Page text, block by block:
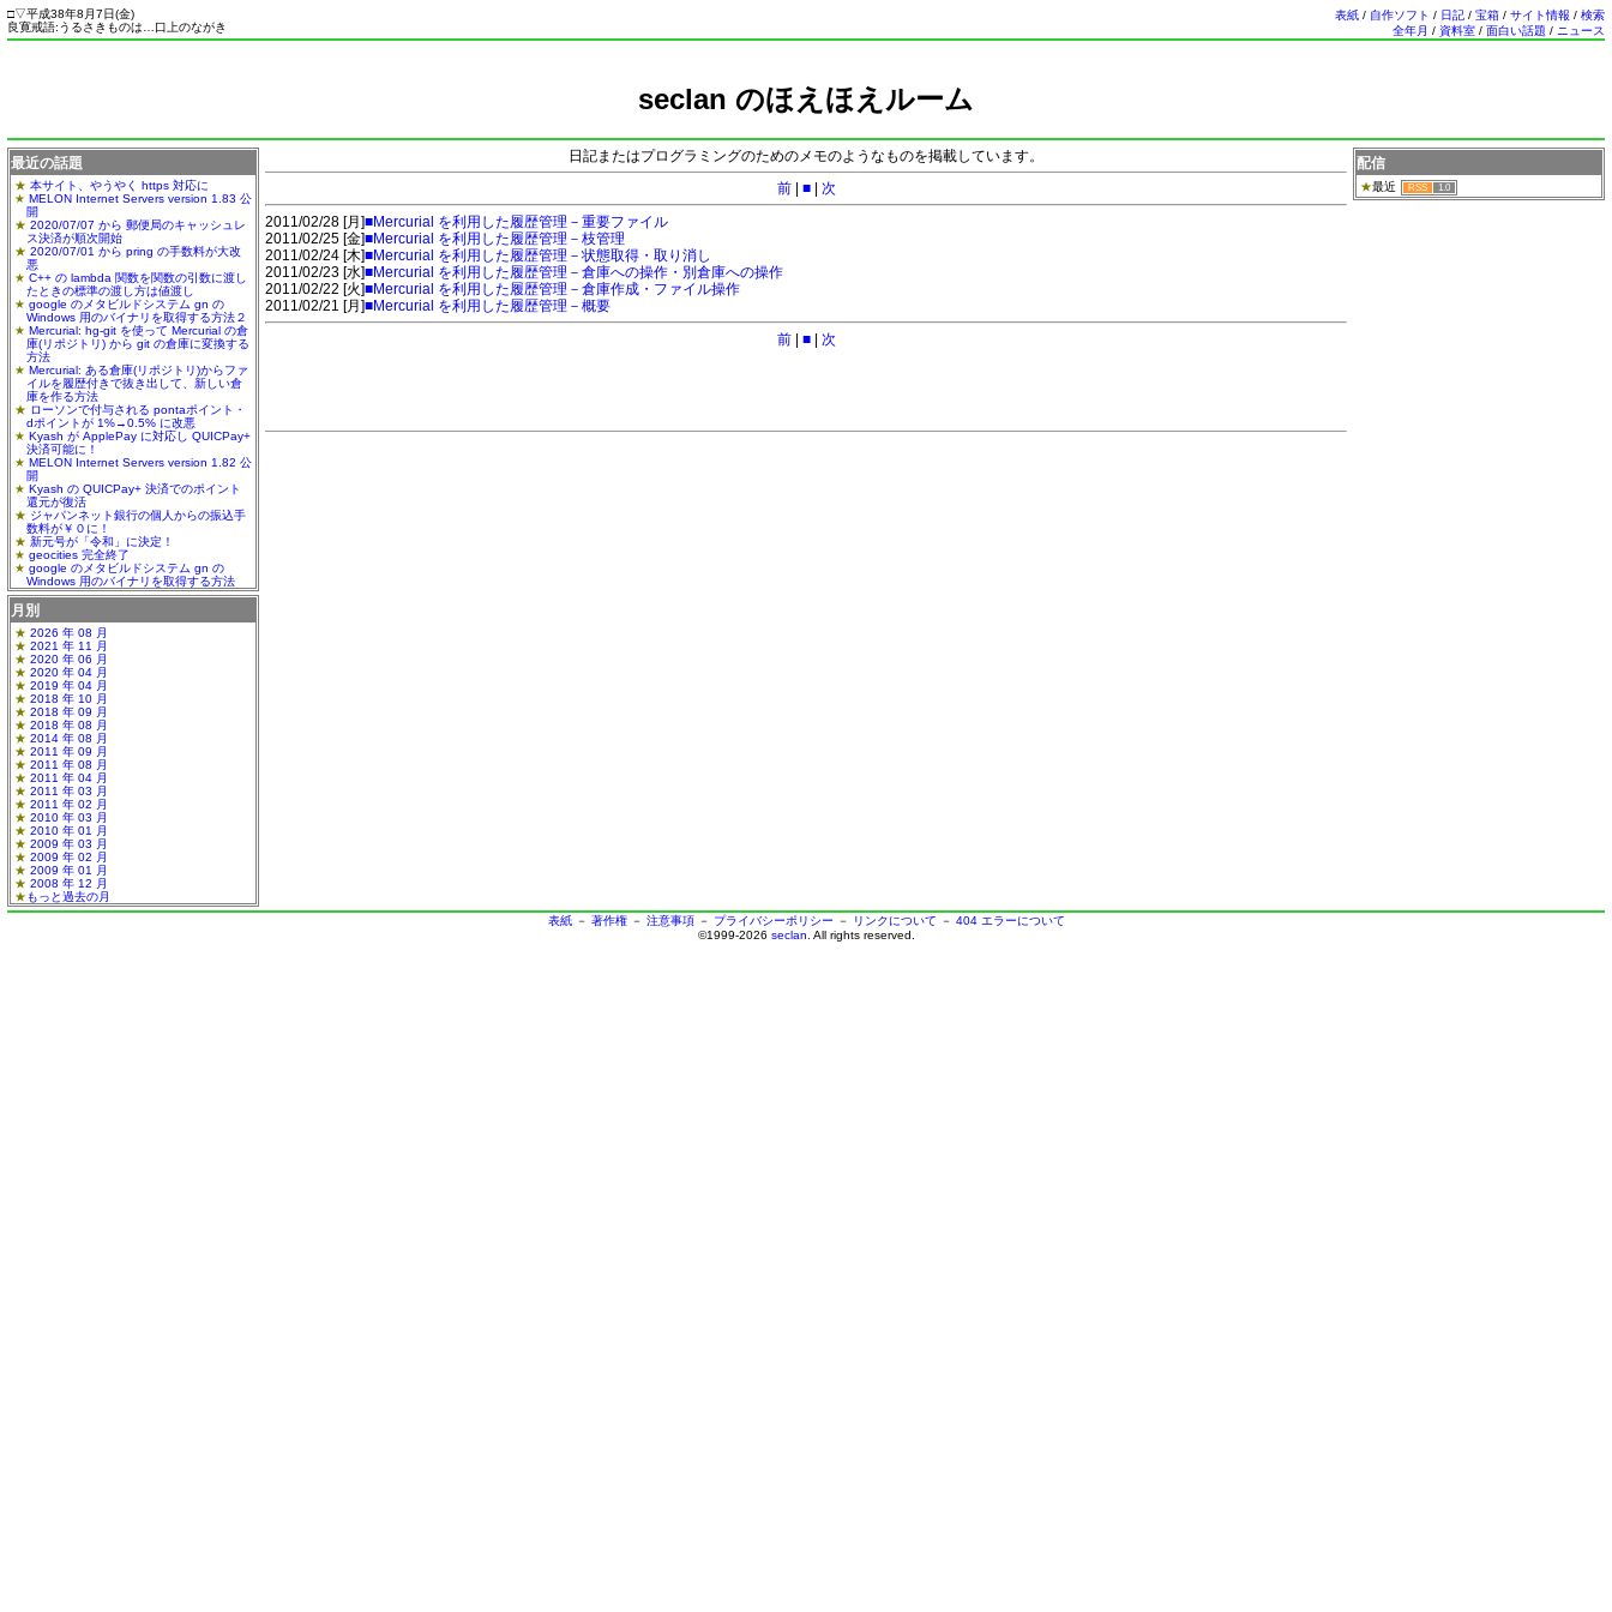
□▽平成38年8月7日(金)
良寛戒語:うるさきものは…口上のながき
表紙 / 自作ソフト / 日記 / 宝箱 / サイト情報 / 検索
全年月 / 資料室 / 面白い話題 / ニュース
seclan のほえほえルーム
日記またはプログラミングのためのメモのようなものを掲載しています。
前| ■|
次
2011/02/28 [月 ]■Mercurial を利用した履歴管理－重要ファイル
2011/02/25 [金]■Mercurial を利用した履歴管理－枝管理
2011/02/24 [木]■Mercurial を利用した履歴管理－状態取得・取り消し
2011/02/23 [水]■Mercurial を利用した履歴管理－倉庫への操作・別倉庫への操作
2011/02/22 [火]■Mercurial を利用した履歴管理－倉庫作成・ファイル操作
2011/02/21 [月 ]■Mercurial を利用した履歴管理－概要
前| ■| 次
最近の話題
本サイト、やうやく https 対応に
MELON Internet Servers version 1.83 公
開
2020/07/07 から 郵便局のキャッシュレ
ス決済が順次開始
2020/07/01 から pring の手数料が大改
悪
C++ の lambda 関数を関数の引数に渡し
たときの標準の渡し方は値渡し
google のメタビルドシステム gn の
Windows 用のバイナリを取得する方法２
Mercurial: hg-git を使って Mercurial の倉
庫(リポジトリ) から git の倉庫に変換する
方法
Mercurial: ある倉庫(リポジトリ)からファ
イルを履歴付きで抜き出して、新しい倉
庫を作る方法
ローソンで付与される pontaポイント・
dポイントが 1%→0.5% に改悪
Kyash が ApplePay に対応し QUICPay+
決済可能に！
MELON Internet Servers version 1.82 公
開
Kyash の QUICPay+ 決済でのポイント
還元が復活
ジャパンネット銀行の個人からの振込手
数料が￥０に！
新元号が「令和」に決定！
geocities 完全終了
google のメタビルドシステム gn の
Windows 用のバイナリを取得する方法
月別
2026 年 08 月
2021 年 11 月
2020 年 06 月
2020 年 04 月
2019 年 04 月
2018 年 10 月
2018 年 09 月
2018 年 08 月
2014 年 08 月
2011 年 09 月
2011 年 08 月
2011 年 04 月
2011 年 03 月
2011 年 02 月
2010 年 03 月
2010 年 01 月
2009 年 03 月
2009 年 02 月
2009 年 01 月
2008 年 12 月
もっと過去の月
配信
最近 RSS 1.0
表紙 － 著作権 － 注意事項 － プライバシーポリシー － リンクについて － 404 エラーについて
©1999-2026 seclan . All rights reserved.